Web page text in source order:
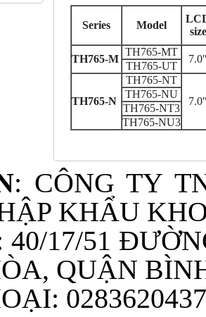
Series Model
size
TH765-M
TH765-MT
TH765-UT
TH765-N
TH765-NT
TH765-NU
TH765-NT3
TH765-NU3
: CÔNG TY
KHẨU
17/51
QUẬN